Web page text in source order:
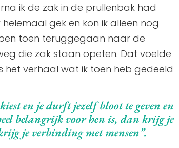
ik de zak in de prullenbak had
gek en kon ik alleen nog
toen teruggegaan naar de
die zak staan opeten. Dat voelde
het verhaal wat ik toen heb gedeeld
en je durft jezelf bloot te geven en
belangrijk voor hen is, dan krijg je
je verbinding met mensen”.